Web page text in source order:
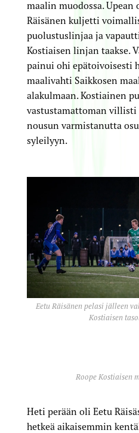
maalin muodossa. Upean
Räisänen kuljetti
puolustuslinjaa ja
Kostiaisen linjan taakse.
painui ohi epätoivoisesti
maalivahti Saikkosen
alakulmaan. Kostiainen
vastustamattoman villisti
nousun varmistanutta
syleilyyn.
Eetu Räisänen pelasi jälleen
Kostiaisen
Roope Kostiaisen
Heti perään oli Eetu
hetkeä aikaisemmin